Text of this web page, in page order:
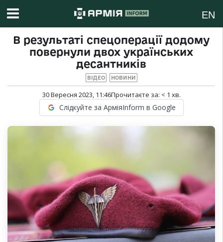
EN
В результаті спецоперації додому
повернули двох українських
десантників
ВІДЕО НОВИНИ
30 Вересня 2023, 11:46Прочитаєте за: < 1 хв.
Слідкуйте за АрміяInform в Google